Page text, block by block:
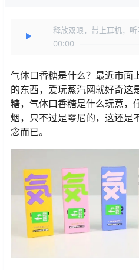
释放双眼，带上耳机，听
00:00
气体口香糖是什么？最近市面
的东西，爱玩蒸汽网就好奇这
糖，气体口香糖是什么玩意，
烟，只不过是零尼的，这还是
念而已。